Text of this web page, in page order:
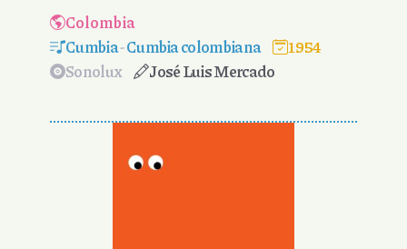
Colombia
Cumbia-Cumbia colombiana
1954
Sonolux
José Luis Mercado